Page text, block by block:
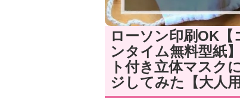
ローソン印刷OK【
ンタイム無料型紙
ト付き立体マスク
ジしてみた【大人用